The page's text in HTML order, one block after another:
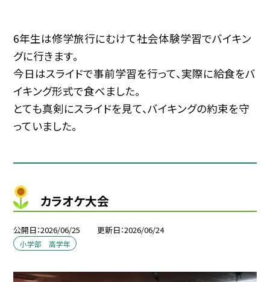
6年生は修学旅行にむけて社会体験学習でバイキン
グに行きます。
今日はスライドで事前学習を行って、実際に給食をバ
イキング形式で食べました。
とても真剣にスライドを見て、バイキングの約束を守
っていました。
カラオケ大会
公開日 2026/06/25 更新日 2026/06/24
小学部 高学年